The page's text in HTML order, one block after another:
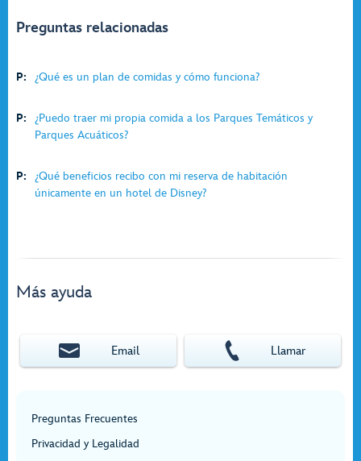
Preguntas relacionadas
P: ¿Qué es un plan de comidas y cómo funciona?
P:
¿Puedo traer mi propia comida a los Parques Temáticos y
Parques Acuáticos?
P:
¿Qué beneficios recibo con mi reserva de habitación
únicamente en un hotel de Disney?
Más ayuda
Email Llamar
Preguntas Frecuentes
Privacidad y Legalidad